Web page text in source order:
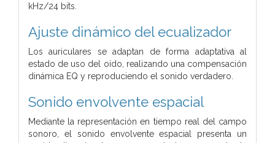
kHz/24 bits.
Ajuste dinámico del ecualizador
Los auriculares se adaptan de forma adaptativa al
estado de uso del oído, realizando una compensación
dinámica EQ y reproduciendo el sonido verdadero.
Sonido envolvente espacial
Mediante la representación en tiempo real del campo
sonoro, el sonido envolvente espacial presenta un